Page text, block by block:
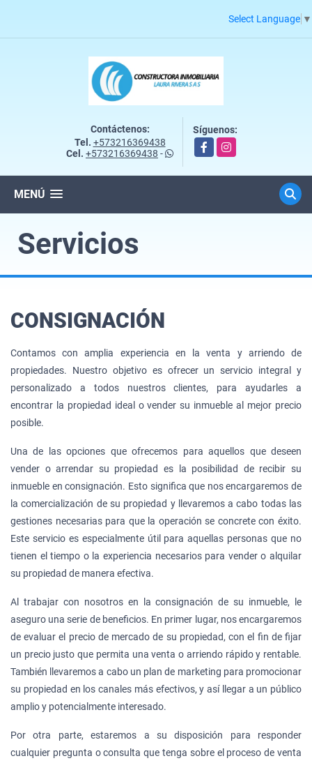
Select Language ▼
Contáctenos:
Tel. +573216369438
Cel. +573216369438 -
Síguenos:
FacebookInstagram
MENÚ
Servicios
CONSIGNACIÓN
Contamos con amplia experiencia en la venta y arriendo de
propiedades. Nuestro objetivo es ofrecer un servicio integral y
personalizado a todos nuestros clientes, para ayudarles a
encontrar la propiedad ideal o vender su inmueble al mejor precio
posible.
Una de las opciones que ofrecemos para aquellos que deseen
vender o arrendar su propiedad es la posibilidad de recibir su
inmueble en consignación. Esto significa que nos encargaremos de
la comercialización de su propiedad y llevaremos a cabo todas las
gestiones necesarias para que la operación se concrete con éxito.
Este servicio es especialmente útil para aquellas personas que no
tienen el tiempo o la experiencia necesarios para vender o alquilar
su propiedad de manera efectiva.
Al trabajar con nosotros en la consignación de su inmueble, le
aseguro una serie de beneficios. En primer lugar, nos encargaremos
de evaluar el precio de mercado de su propiedad, con el fin de fijar
un precio justo que permita una venta o arriendo rápido y rentable.
También llevaremos a cabo un plan de marketing para promocionar
su propiedad en los canales más efectivos, y así llegar a un público
amplio y potencialmente interesado.
Por otra parte, estaremos a su disposición para responder
cualquier pregunta o consulta que tenga sobre el proceso de venta